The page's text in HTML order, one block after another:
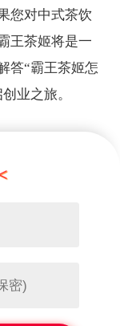
您对中式茶饮
王茶姬将是一
答“霸王茶姬怎
业之旅。